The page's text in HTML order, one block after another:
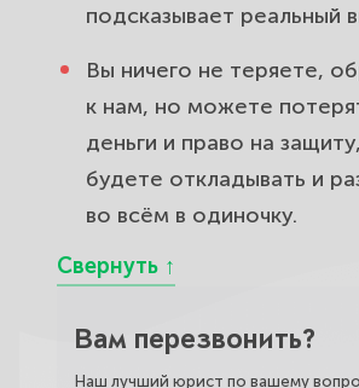
подсказывает реальный
Вы ничего не теряете,
к нам, но можете
деньги и право на
будете откладывать и
во всём в одиночку.
Вам перезвонить?
Наш лучший юрист по вашему